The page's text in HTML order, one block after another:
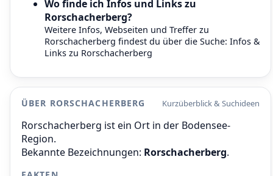
Wo finde ich Infos und Links zu
Rorschacherberg?
Weitere Infos, Webseiten und Treffer zu
Rorschacherberg findest du über die Suche: Infos &
Links zu Rorschacherberg
ÜBER RORSCHACHERBERG Kurzüberblick & Suchideen
Rorschacherberg ist ein Ort in der Bodensee-
Region.
Bekannte Bezeichnungen: Rorschacherberg.